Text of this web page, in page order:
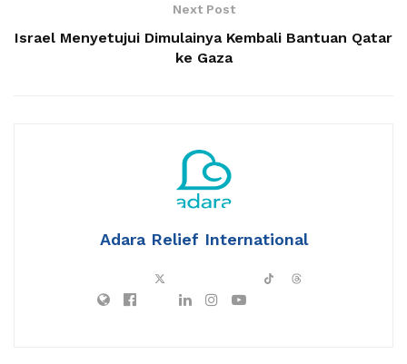
Next Post
Israel Menyetujui Dimulainya Kembali Bantuan Qatar
ke Gaza
Adara Relief International